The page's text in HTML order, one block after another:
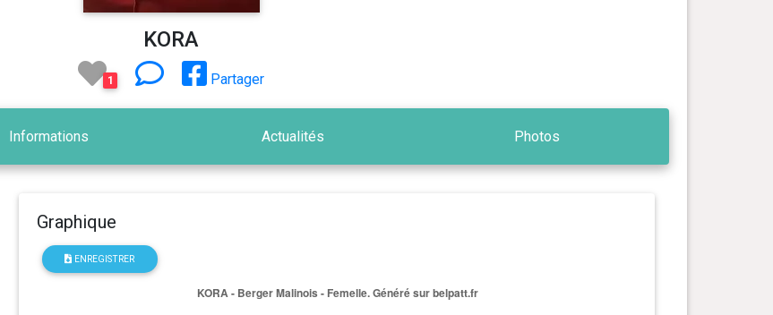
KORA
1 Partager
Informations Actualités Photos
Graphique
ENREGISTRER